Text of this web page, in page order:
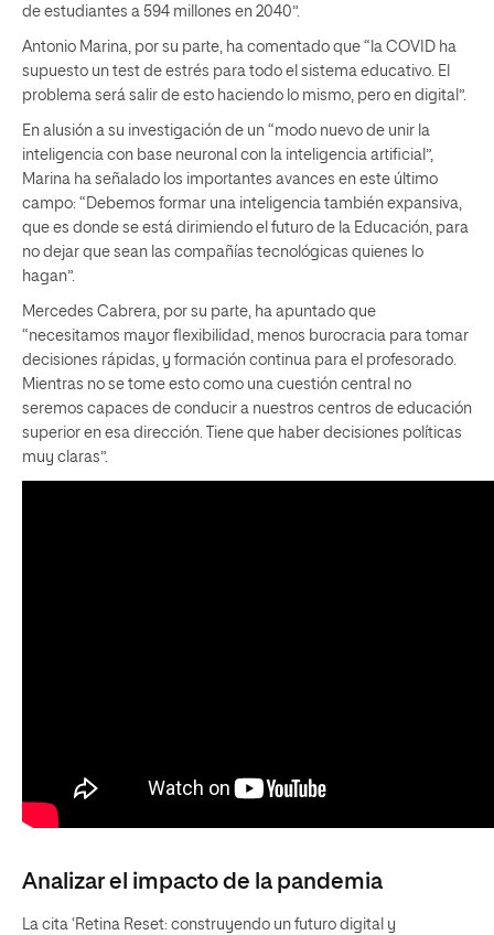
de estudiantes a 594 millones en 2040”.
Antonio Marina, por su parte, ha comentado que “la COVID ha
supuesto un test de estrés para todo el sistema educativo. El
problema será salir de esto haciendo lo mismo, pero en digital”.
En alusión a su investigación de un “modo nuevo de unir la
inteligencia con base neuronal con la inteligencia artificial”,
Marina ha señalado los importantes avances en este último
campo: “Debemos formar una inteligencia también expansiva,
que es donde se está dirimiendo el futuro de la Educación, para
no dejar que sean las compañías tecnológicas quienes lo
hagan”.
Mercedes Cabrera, por su parte, ha apuntado que
“necesitamos mayor flexibilidad, menos burocracia para tomar
decisiones rápidas, y formación continua para el profesorado.
Mientras no se tome esto como una cuestión central no
seremos capaces de conducir a nuestros centros de educación
superior en esa dirección. Tiene que haber decisiones políticas
muy claras”.
Analizar el impacto de la pandemia
La cita ‘Retina Reset: construyendo un futuro digital y